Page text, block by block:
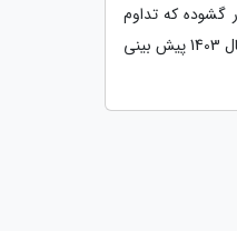
که تداوم
این پژوهش ها تا انتها سال 1403 پیش بینی